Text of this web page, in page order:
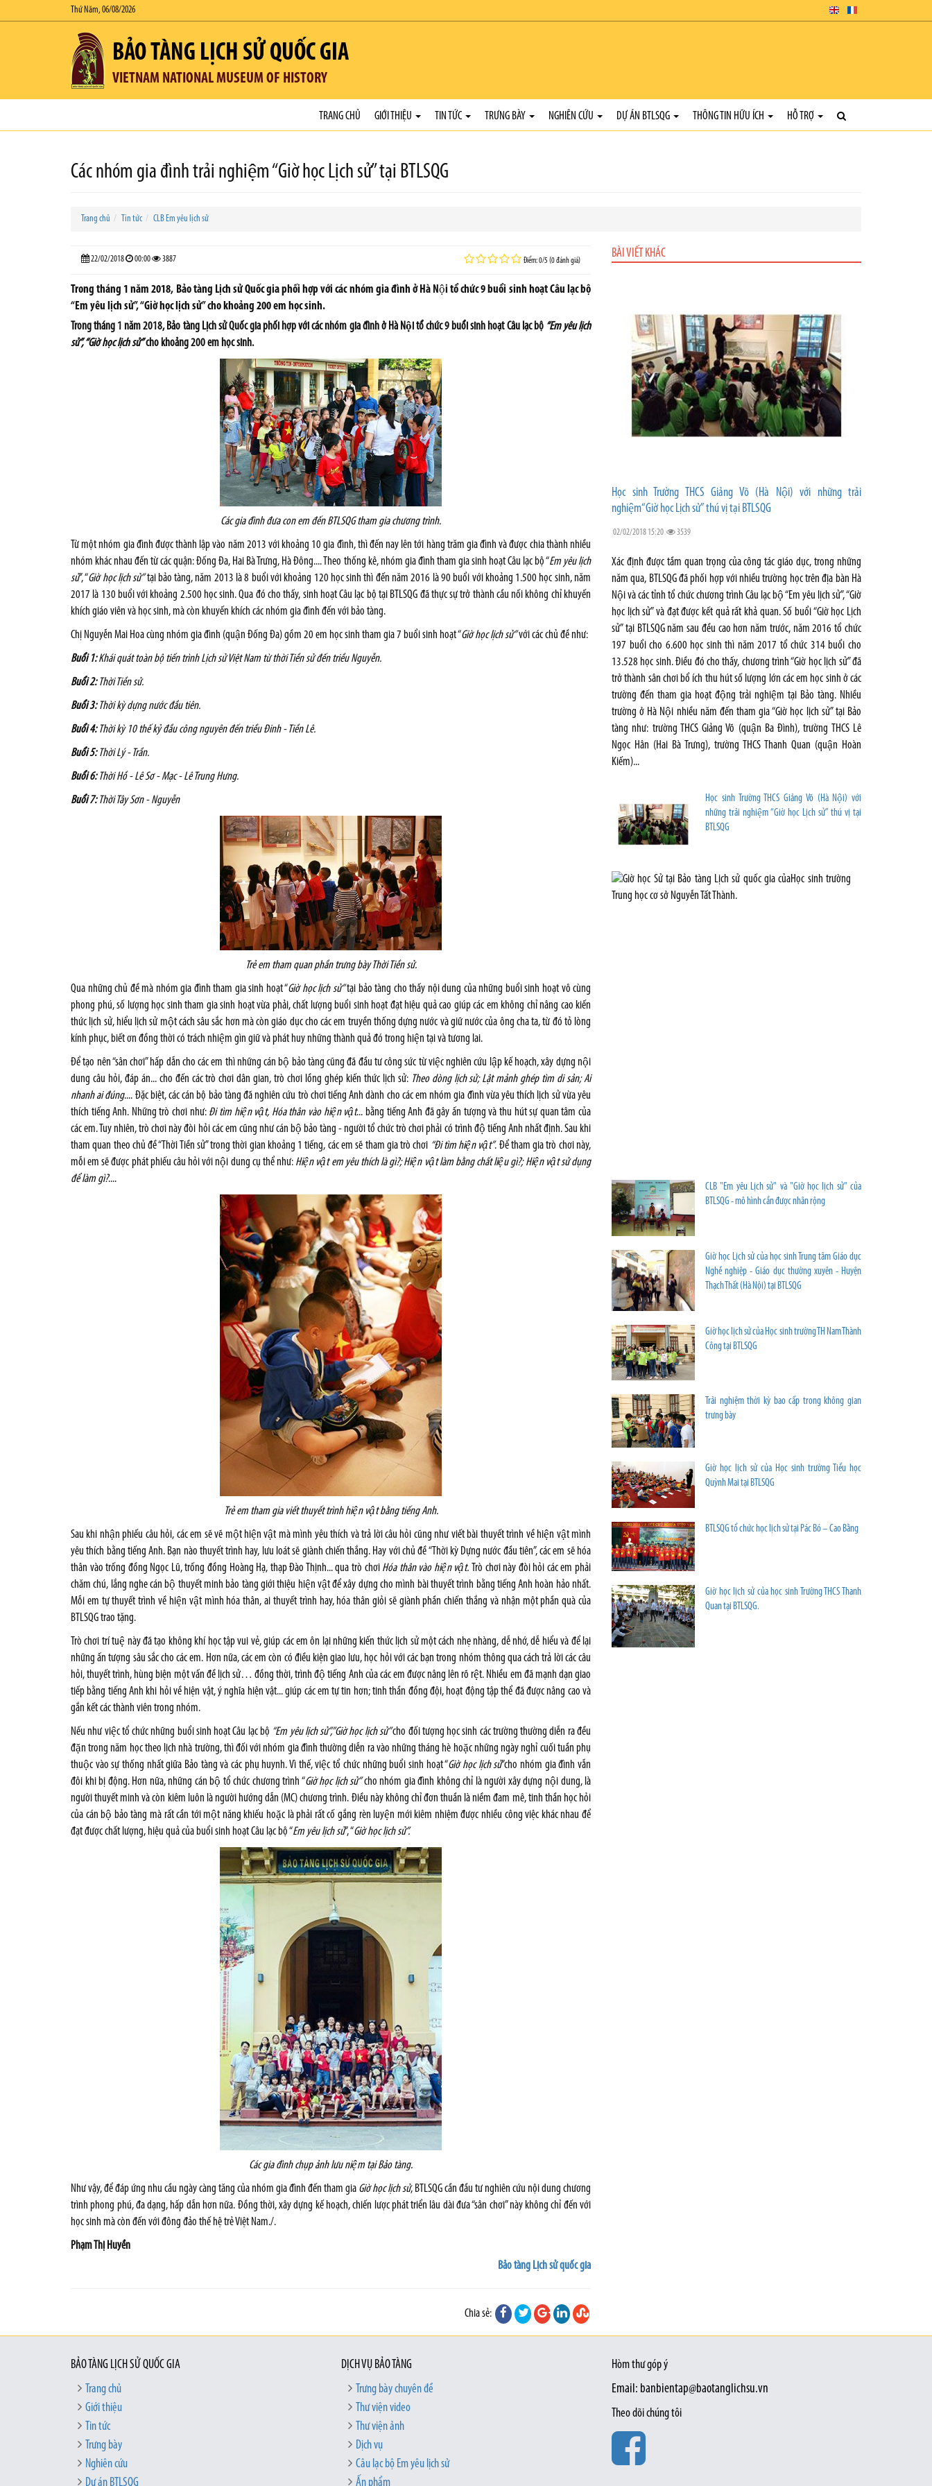
Thứ Năm, 06/08/2026
BẢO TÀNG LỊCH SỬ QUỐC GIA
VIETNAM NATIONAL MUSEUM OF HISTORY
TRANG CHỦ GIỚI THIỆU TIN TỨC TRƯNG BÀY NGHIÊN CỨU DỰ ÁN BTLSQG THÔNG TIN HỮU ÍCH HỖ TRỢ
Các nhóm gia đình trải nghiệm “Giờ học Lịch sử” tại BTLSQG
Trang chủ Tin tức CLB Em yêu lịch sử
22/02/2018 00:00 3887 Điểm: 0/5 (0 đánh giá)
Trong tháng 1 năm 2018, Bảo tàng Lịch sử Quốc gia phối hợp với các nhóm gia đình ở Hà Nội tổ chức 9 buổi sinh hoạt Câu lạc bộ
“Em yêu lịch sử”, “Giờ học lịch sử” cho khoảng 200 em học sinh.
Trong tháng 1 năm 2018, Bảo tàng Lịch sử Quốc gia phối hợp với các nhóm gia đình ở Hà Nội tổ chức 9 buổi sinh hoạt Câu lạc bộ “Em yêu lịch
sử”, “Giờ học lịch sử”cho khoảng 200 em học sinh.
Các gia đình đưa con em đến BTLSQG tham gia chương trình.
Từ một nhóm gia đình được thành lập vào năm 2013 với khoảng 10 gia đình, thì đến nay lên tới hàng trăm gia đình và được chia thành nhiều
nhóm khác nhau đến từ các quận: Đống Đa, Hai Bà Trưng, Hà Đông.... Theo thống kê, nhóm gia đình tham gia sinh hoạt Câu lạc bộ “Em yêu lịch
sử”, “Giờ học lịch sử”tại bảo tàng, năm 2013 là 8 buổi với khoảng 120 học sinh thì đến năm 2016 là 90 buổi với khoảng 1.500 học sinh, năm
2017 là 130 buổi với khoảng 2.500 học sinh. Qua đó cho thấy, sinh hoạt Câu lạc bộ tại BTLSQG đã thực sự trở thành cầu nối không chỉ khuyến
khích giáo viên và học sinh, mà còn khuyến khích các nhóm gia đình đến với bảo tàng.
Chị Nguyễn Mai Hoa cùng nhóm gia đình (quận Đống Đa) gồm 20 em học sinh tham gia 7 buổi sinh hoạt “Giờ học lịch sử”với các chủ đề như:
Buổi 1: Khái quát toàn bộ tiến trình Lịch sử Việt Nam từ thời Tiền sử đến triều Nguyễn.
Buổi 2: Thời Tiền sử.
Buổi 3: Thời kỳ dựng nước đầu tiên.
Buổi 4: Thời kỳ 10 thế kỷ đầu công nguyên đến triều Đinh - Tiền Lê.
Buổi 5: Thời Lý - Trần.
Buổi 6: Thời Hồ - Lê Sơ - Mạc - Lê Trung Hưng.
Buổi 7: Thời Tây Sơn - Nguyễn
Trẻ em tham quan phần trưng bày Thời Tiền sử.
Qua những chủ đề mà nhóm gia đình tham gia sinh hoạt “Giờ học lịch sử”tại bảo tàng cho thấy nội dung của những buổi sinh hoạt vô cùng
phong phú, số lượng học sinh tham gia sinh hoạt vừa phải, chất lượng buổi sinh hoạt đạt hiệu quả cao giúp các em không chỉ nâng cao kiến
thức lịch sử, hiểu lịch sử một cách sâu sắc hơn mà còn giáo dục cho các em truyền thống dựng nước và giữ nước của ông cha ta, từ đó tỏ lòng
kính phục, biết ơn đồng thời có trách nhiệm gìn giữ và phát huy những thành quả đó trong hiện tại và tương lai.
Để tạo nên “sân chơi” hấp dẫn cho các em thì những cán bộ bảo tàng cũng đã đầu tư công sức từ việc nghiên cứu lập kế hoạch, xây dựng nội
dung câu hỏi, đáp án... cho đến các trò chơi dân gian, trò chơi lồng ghép kiến thức lịch sử: Theo dòng lịch sử; Lật mảnh ghép tìm di sản; Ai
nhanh ai đúng.... Đặc biệt, các cán bộ bảo tàng đã nghiên cứu trò chơi tiếng Anh dành cho các em nhóm gia đình vừa yêu thích lịch sử vừa yêu
thích tiếng Anh. Những trò chơi như: Đi tìm hiện vật, Hóa thân vào hiện vật... bằng tiếng Anh đã gây ấn tượng và thu hút sự quan tâm của
các em. Tuy nhiên, trò chơi này đòi hỏi các em cũng như cán bộ bảo tàng - người tổ chức trò chơi phải có trình độ tiếng Anh nhất định. Sau khi
tham quan theo chủ đề “Thời Tiền sử” trong thời gian khoảng 1 tiếng, các em sẽ tham gia trò chơi “Đi tìm hiện vật”. Để tham gia trò chơi này,
mỗi em sẽ được phát phiếu câu hỏi với nội dung cụ thể như: Hiện vật em yêu thích là gì?; Hiện vật làm bằng chất liệu gì?; Hiện vật sử dụng
để làm gì?....
Trẻ em tham gia viết thuyết trình hiện vật bằng tiếng Anh.
Sau khi nhận phiếu câu hỏi, các em sẽ vẽ một hiện vật mà mình yêu thích và trả lời câu hỏi cũng như viết bài thuyết trình về hiện vật mình
yêu thích bằng tiếng Anh. Bạn nào thuyết trình hay, lưu loát sẽ giành chiến thắng. Hay với chủ đề “Thời kỳ Dựng nước đầu tiên”, các em sẽ hóa
thân vào trống đồng Ngọc Lũ, trống đồng Hoàng Hạ, thạp Đào Thịnh... qua trò chơi Hóa thân vào hiện vật.Trò chơi này đòi hỏi các em phải
chăm chú, lắng nghe cán bộ thuyết minh bảo tàng giới thiệu hiện vật để xây dựng cho mình bài thuyết trình bằng tiếng Anh hoàn hảo nhất.
Mỗi em tự thuyết trình về hiện vật mình hóa thân, ai thuyết trình hay, hóa thân giỏi sẽ giành phần chiến thắng và nhận một phần quà của
BTLSQG trao tặng.
Trò chơi trí tuệ này đã tạo không khí học tập vui vẻ, giúp các em ôn lại những kiến thức lịch sử một cách nhẹ nhàng, dễ nhớ, dễ hiểu và để lại
những ấn tượng sâu sắc cho các em. Hơn nữa, các em còn có điều kiện giao lưu, học hỏi với các bạn trong nhóm thông qua cách trả lời các câu
hỏi, thuyết trình, hùng biện một vấn đề lịch sử… đồng thời, trình độ tiếng Anh của các em được nâng lên rõ rệt. Nhiều em đã mạnh dạn giao
tiếp bằng tiếng Anh khi hỏi về hiện vật, ý nghĩa hiện vật... giúp các em tự tin hơn; tinh thần đồng đội, hoạt động tập thể đã được nâng cao và
gắn kết các thành viên trong nhóm.
Nếu như việc tổ chức những buổi sinh hoạt Câu lạc bộ “Em yêu lịch sử”,”Giờ học lịch sử”cho đối tượng học sinh các trường thường diễn ra đều
đặn trong năm học theo lịch nhà trường, thì đối với nhóm gia đình thường diễn ra vào những tháng hè hoặc những ngày nghỉ cuối tuần phụ
thuộc vào sự thống nhất giữa Bảo tàng và các phụ huynh. Vì thế, việc tổ chức những buổi sinh hoạt “Giờ học lịch sử”cho nhóm gia đình vẫn
đôi khi bị động. Hơn nữa, những cán bộ tổ chức chương trình “Giờ học lịch sử”cho nhóm gia đình không chỉ là người xây dựng nội dung, là
người thuyết minh và còn kiêm luôn là người hướng dẫn (MC) chương trình. Điều này không chỉ đơn thuần là niềm đam mê, tinh thần học hỏi
của cán bộ bảo tàng mà rất cần tới một năng khiếu hoặc là phải rất cố gắng rèn luyện mới kiêm nhiệm được nhiều công việc khác nhau để
đạt được chất lượng, hiệu quả của buổi sinh hoạt Câu lạc bộ “Em yêu lịch sử”, “Giờ học lịch sử”.
Các gia đình chụp ảnh lưu niệm tại Bảo tàng.
Như vậy, để đáp ứng nhu cầu ngày càng tăng của nhóm gia đình đến tham gia Giờ học lịch sử, BTLSQG cần đầu tư nghiên cứu nội dung chương
trình phong phú, đa dạng, hấp dẫn hơn nữa. Đồng thời, xây dựng kế hoạch, chiến lược phát triển lâu dài đưa “sân chơi” này không chỉ đến với
học sinh mà còn đến với đông đảo thế hệ trẻ Việt Nam./.
Phạm Thị Huyền
Bảo tàng Lịch sử quốc gia
Chia sẻ:
BÀI VIẾT KHÁC
Học sinh Trường THCS Giảng Võ (Hà Nội) với những trải
nghiệm“Giờ học Lịch sử” thú vị tại BTLSQG
02/02/2018 15:20 3539
Xác định được tầm quan trọng của công tác giáo dục, trong những
năm qua, BTLSQG đã phối hợp với nhiều trường học trên địa bàn Hà
Nội và các tỉnh tổ chức chương trình Câu lạc bộ “Em yêu lịch sử”, “Giờ
học lịch sử” và đạt được kết quả rất khả quan. Số buổi “Giờ học Lịch
sử” tại BTLSQG năm sau đều cao hơn năm trước, năm 2016 tổ chức
197 buổi cho 6.600 học sinh thì năm 2017 tổ chức 314 buổi cho
13.528 học sinh. Điều đó cho thấy, chương trình “Giờ học lịch sử” đã
trở thành sân chơi bổ ích thu hút số lượng lớn các em học sinh ở các
trường đến tham gia hoạt động trải nghiệm tại Bảo tàng. Nhiều
trường ở Hà Nội nhiều năm đến tham gia “Giờ học lịch sử” tại Bảo
tàng như: trường THCS Giảng Võ (quận Ba Đình), trường THCS Lê
Ngọc Hân (Hai Bà Trưng), trường THCS Thanh Quan (quận Hoàn
Kiếm)...
Học sinh Trường THCS Giảng Võ (Hà Nội) với
những trải nghiệm “Giờ học Lịch sử” thú vị tại
BTLSQG
CLB "Em yêu Lịch sử" và "Giờ học lịch sử" của
BTLSQG - mô hình cần được nhân rộng
Giờ học Lịch sử của học sinh Trung tâm Giáo dục
Nghề nghiệp - Giáo dục thường xuyên - Huyện
Thạch Thất (Hà Nội) tại BTLSQG
Giờ học lịch sử của Học sinh trường TH Nam Thành
Công tại BTLSQG
Trải nghiệm thời kỳ bao cấp trong không gian
trưng bày
Giờ học lịch sử của Học sinh trường Tiểu học
Quỳnh Mai tại BTLSQG
BTLSQG tổ chức học lịch sử tại Pác Bó – Cao Bằng
Giờ học lịch sử của học sinh Trường THCS Thanh
Quan tại BTLSQG.
BẢO TÀNG LỊCH SỬ QUỐC GIA
Trang chủ
Giới thiệu
Tin tức
Trưng bày
Nghiên cứu
Dự án BTLSQG
DỊCH VỤ BẢO TÀNG
Trưng bày chuyên đề
Thư viện video
Thư viện ảnh
Dịch vụ
Câu lạc bộ Em yêu lịch sử
Ấn phẩm
Hòm thư góp ý
Email: banbientap@baotanglichsu.vn
Theo dõi chúng tôi